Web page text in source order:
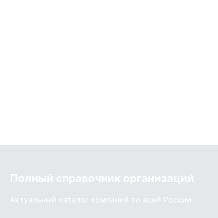
Полный справочник организаций
Актуальный каталог компаний по всей России